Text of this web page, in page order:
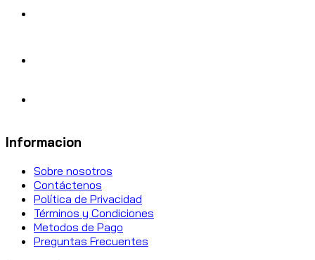
Informacion
Sobre nosotros
Contáctenos
Política de Privacidad
Términos y Condiciones
Metodos de Pago
Preguntas Frecuentes